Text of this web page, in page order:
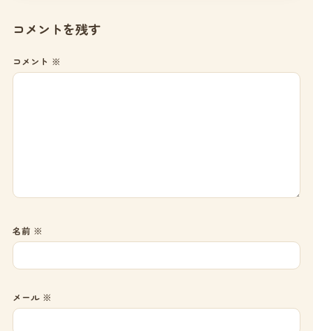
コメントを残す
コメント ※
名前 ※
メール ※